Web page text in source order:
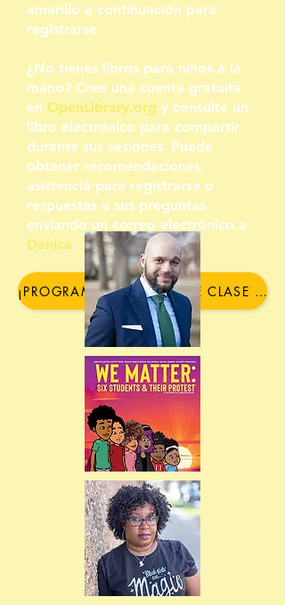
amarillo a continuación para
registrarse.
¿No tienes libros para niños a la
mano? Cree una cuenta gratuita
en OpenLibrary.org y consulte un
libro electrónico para compartir
durante sus sesiones. Puede
obtener recomendaciones,
asistencia para registrarse o
respuestas a sus preguntas
enviando un correo electrónico a
Danica.
¡PROGRAME SU SESIÓN DE CLASE DE JUMPSTAR READER AQUÍ!